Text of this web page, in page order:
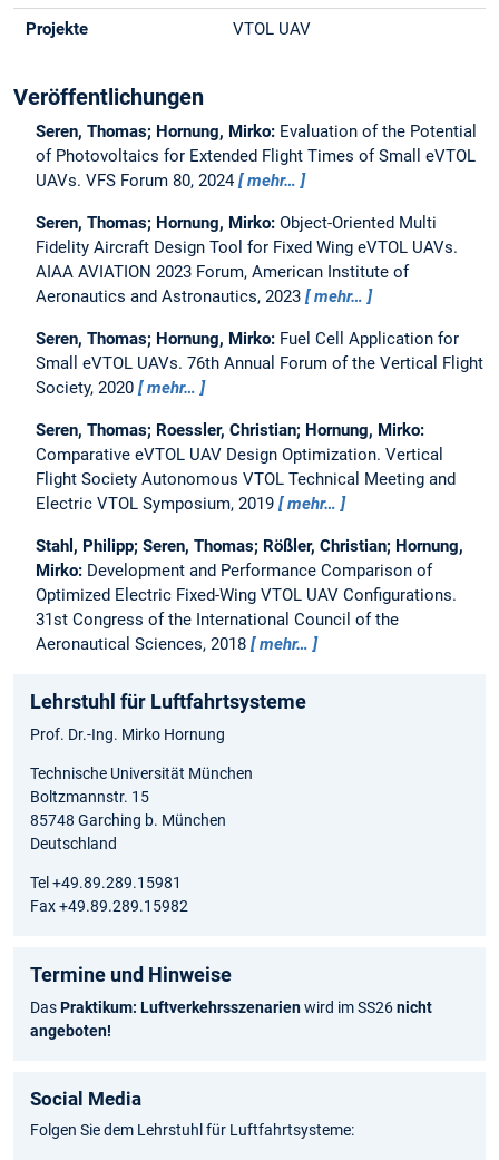
Projekte VTOL UAV
Veröffentlichungen
Seren, Thomas; Hornung, Mirko: Evaluation of the Potential
of Photovoltaics for Extended Flight Times of Small eVTOL
UAVs. VFS Forum 80, 2024 mehr…
Seren, Thomas; Hornung, Mirko: Object-Oriented Multi
Fidelity Aircraft Design Tool for Fixed Wing eVTOL UAVs.
AIAA AVIATION 2023 Forum, American Institute of
Aeronautics and Astronautics, 2023
mehr…
Seren, Thomas; Hornung, Mirko: Fuel Cell Application for
Small eVTOL UAVs. 76th Annual Forum of the Vertical Flight
Society, 2020
mehr…
Seren, Thomas; Roessler, Christian; Hornung, Mirko:
Comparative eVTOL UAV Design Optimization. Vertical
Flight Society Autonomous VTOL Technical Meeting and
Electric VTOL Symposium, 2019
mehr…
Stahl, Philipp; Seren, Thomas; Rößler, Christian; Hornung,
Mirko: Development and Performance Comparison of
Optimized Electric Fixed-Wing VTOL UAV Configurations.
31st Congress of the International Council of the
Aeronautical Sciences, 2018
mehr…
Lehrstuhl für Luftfahrtsysteme
Prof. Dr.-Ing. Mirko Hornung
Technische Universität München
Boltzmannstr. 15
85748 Garching b. München
Deutschland
Tel +49.89.289.15981
Fax +49.89.289.15982
Termine und Hinweise
DasPraktikum: Luftverkehrsszenarienwird im SS26nicht
angeboten!
Social Media
Folgen Sie dem Lehrstuhl für Luftfahrtsysteme: